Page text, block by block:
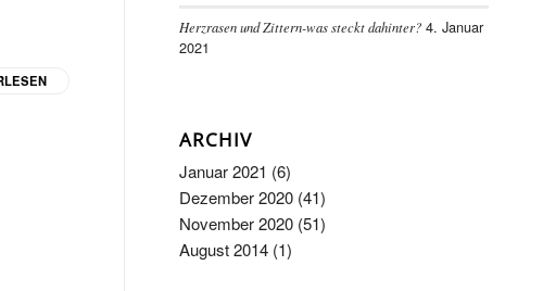
Herzrasen und Zittern-was steckt dahinter? 4. Januar
2021
ARCHIV
Januar 2021 (6)
Dezember 2020 (41)
November 2020 (51)
August 2014 (1)